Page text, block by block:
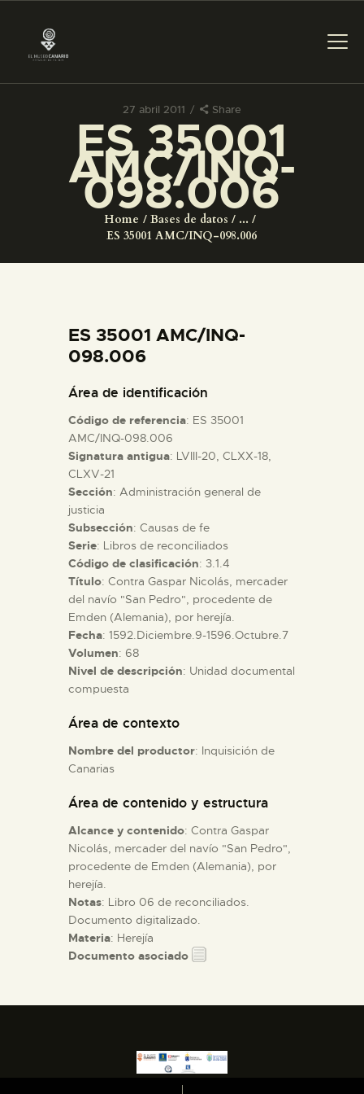
27 abril 2011 Share
ES 35001
AMC/INQ-
098.006
Home Bases de datos
...
ES 35001 AMC/INQ-098.006
PREPARAR LA VISITA
ACTIVIDADES
COLECCIONES
ESPAÑOL
PREPARAR LA VISITA
ACTIVIDADES
█
EL MUSEO
COLECCIONES
DIDÁCTICA
ESPAÑOL
ES 35001 AMC/INQ-
098.006
Área de identificación
Código de referencia: ES 35001
AMC/INQ-098.006
Signatura antigua: LVIII-20, CLXX-18,
CLXV-21
Sección: Administración general de
justicia
Subsección: Causas de fe
Serie: Libros de reconciliados
Código de clasificación: 3.1.4
Título: Contra Gaspar Nicolás, mercader
del navío "San Pedro", procedente de
Emden (Alemania), por herejía.
Fecha: 1592.Diciembre.9-1596.Octubre.7
Volumen: 68
Nivel de descripción: Unidad documental
compuesta
Área de contexto
Nombre del productor: Inquisición de
Canarias
Área de contenido y estructura
Alcance y contenido: Contra Gaspar
Nicolás, mercader del navío "San Pedro",
procedente de Emden (Alemania), por
herejía.
Notas: Libro 06 de reconciliados.
Documento digitalizado.
Materia: Herejía
Documento asociado